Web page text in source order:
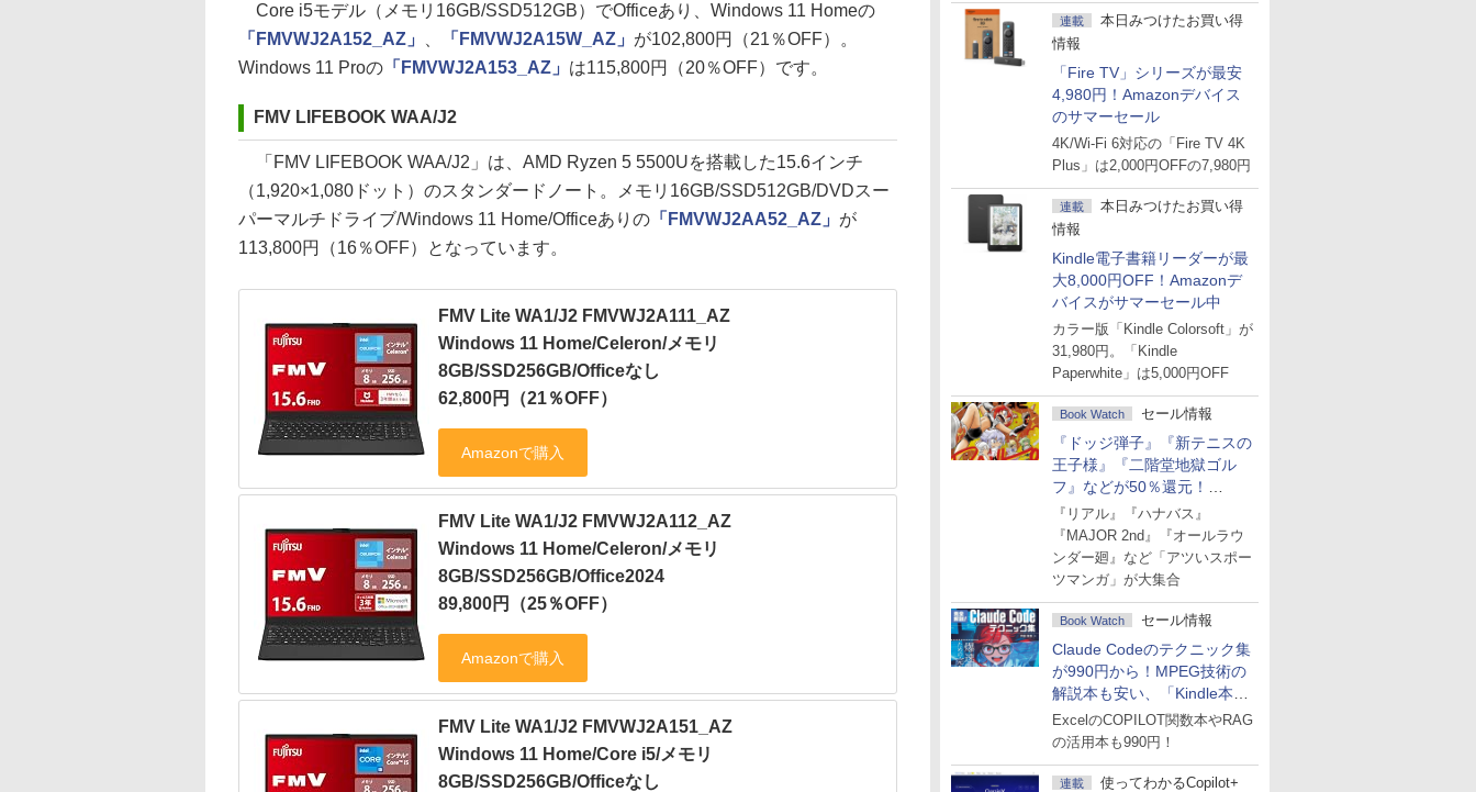
連載
本日みつけたお買い得
情報
「Fire TV」シリーズが最安
4,980円！Amazonデバイス
のサマーセール
4K/Wi-Fi 6対応の「Fire TV 4K
Plus」は2,000円OFFの7,980円
連載
本日みつけたお買い得
情報
Kindle電子書籍リーダーが最
大8,000円OFF！Amazonデ
バイスがサマーセール中
カラー版「Kindle Colorsoft」が
31,980円。「Kindle
Paperwhite」は5,000円OFF
Book Watch セール情報
『ドッジ弾子』『新テニスの
王子様』『二階堂地獄ゴル
フ』などが50％還元！
Amazonマンガ週末セール
『リアル』『ハナバス』
『MAJOR 2nd』『オールラウ
ンダー廻』など「アツいスポー
ツマンガ」が大集合
Book Watch セール情報
Claude Codeのテクニック集
が990円から！MPEG技術の
解説本も安い、「Kindle本サ
マーセール」第2弾開始！
ExcelのCOPILOT関数本やRAG
の活用本も990円！
連載
使ってわかるCopilot+
Core i5モデル（メモリ16GB/SSD512GB）でOfficeあり、Windows 11 Homeの
「FMVWJ2A152_AZ」
「FMVWJ2A15W_AZ」 が102,800円（21％OFF）。
Windows 11 Proの 「FMVWJ2A153_AZ」 は115,800円（20％OFF）です。
FMV LIFEBOOK WAA/J2
「FMV LIFEBOOK WAA/J2」は、AMD Ryzen 5 5500Uを搭載した15.6インチ
（1,920×1,080ドット）のスタンダードノート。メモリ16GB/SSD512GB/DVDスー
パーマルチドライブ/Windows 11 Home/Officeありの 「FMVWJ2AA52_AZ」 が
113,800円（16％OFF）となっています。
FMV Lite WA1/J2 FMVWJ2A111_AZ
Windows 11 Home/Celeron/メモリ
8GB/SSD256GB/Officeなし
62,800円（21％OFF）
FMV Lite WA1/J2 FMVWJ2A112_AZ
Windows 11 Home/Celeron/メモリ
8GB/SSD256GB/Office2024
89,800円（25％OFF）
FMV Lite WA1/J2 FMVWJ2A151_AZ
Windows 11 Home/Core i5/メモリ
8GB/SSD256GB/Officeなし